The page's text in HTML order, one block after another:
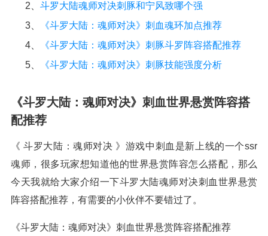
2、 斗罗大陆魂师对决刺豚和宁风致哪个强
3、
《斗罗大陆：魂师对决》刺血魂环加点推荐
4、
《斗罗大陆：魂师对决》刺豚斗罗阵容搭配推荐
5、
《斗罗大陆：魂师对决》刺豚技能强度分析
《斗罗大陆：魂师对决》刺血世界悬赏阵容搭
配推荐
《 斗罗大陆：魂师对决 》游戏中刺血是新上线的一个ssr
魂师，很多玩家想知道他的世界悬赏阵容怎么搭配，那么
今天我就给大家介绍一下斗罗大陆魂师对决刺血世界悬赏
阵容搭配推荐，有需要的小伙伴不要错过了。
《斗罗大陆：魂师对决》刺血世界悬赏阵容搭配推荐